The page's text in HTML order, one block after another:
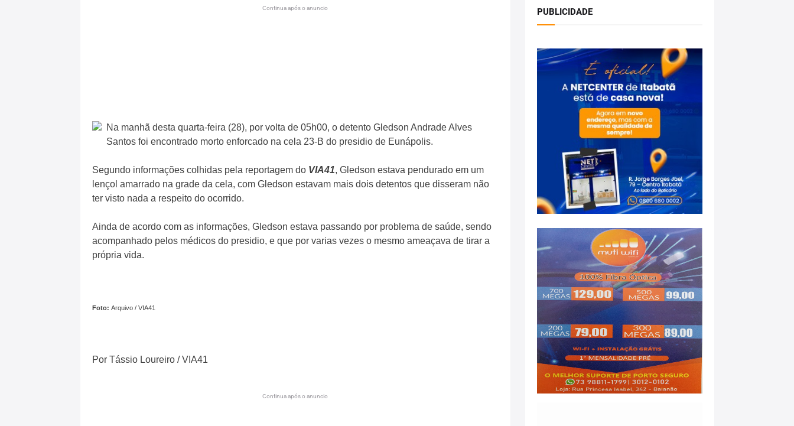
Continua após o anuncio
Na manhã desta quarta-feira (28), por volta de 05h00, o detento Gledson Andrade Alves
Santos foi encontrado morto enforcado na cela 23-B do presidio de Eunápolis.
Segundo informações colhidas pela reportagem do VIA41, Gledson estava pendurado em um
lençol amarrado na grade da cela, com Gledson estavam mais dois detentos que disseram não
ter visto nada a respeito do ocorrido.
Ainda de acordo com as informações, Gledson estava passando por problema de saúde, sendo
acompanhado pelos médicos do presidio, e que por varias vezes o mesmo ameaçava de tirar a
própria vida.
Foto: Arquivo / VIA41
Por Tássio Loureiro / VIA41
Continua após o anuncio
PUBLICIDADE